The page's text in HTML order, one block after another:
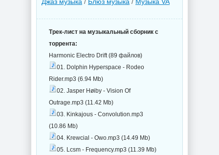
Трек-лист на музыкальный сборник с
торрента:
Harmonic Electro Drift (89 файлов)
01. Dolphin Hyperspace - Rodeo
Rider.mp3 (6.94 Mb)
02. Jasper Høiby - Vision Of
Outrage.mp3 (11.42 Mb)
03. Kinkajous - Convolution.mp3
(10.86 Mb)
04. Krewcial - Owo.mp3 (14.49 Mb)
05. Lcsm - Frequency.mp3 (11.39 Mb)